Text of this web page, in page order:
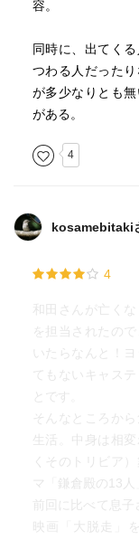
容。
同時に、出てく
つわる人だった
が多少なりとも
がある。
4
kosamebitaki
4
和田さんが亡く
を担当されたの
いたらなんと！
てもないキャス
とです。
そんなところか
生活。中身は相
くそのトリビア
マ「鎌倉殿の13
前回に比べて息子
映画「大脱走」